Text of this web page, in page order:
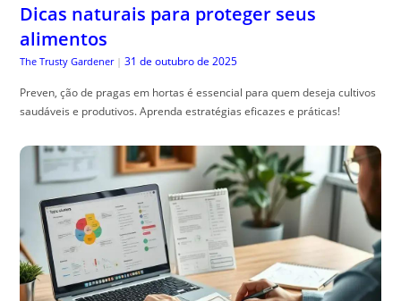
Dicas naturais para proteger seus
alimentos
The Trusty Gardener | 31 de outubro de 2025
Preven, ção de pragas em hortas é essencial para quem deseja cultivos
saudáveis e produtivos. Aprenda estratégias eficazes e práticas!